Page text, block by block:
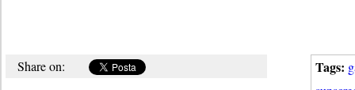
Tags:
Share on: